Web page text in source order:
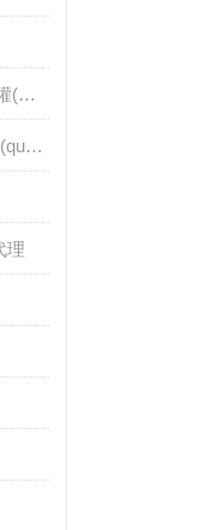
SSI Diagnostica國內(nèi)授權(quán)代理
G-biosciences國內(nèi)授權(quán)代理
理